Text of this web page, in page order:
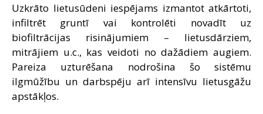
Uzkrāto lietusūdeni iespējams izmantot atkārtoti,
infiltrēt gruntī vai kontrolēti novadīt uz
biofiltrācijas risinājumiem – lietusdārziem,
mitrājiem u.c., kas veidoti no dažādiem augiem.
Pareiza uzturēšana nodrošina šo sistēmu
ilgmūžību un darbspēju arī intensīvu lietusgāžu
apstākļos.